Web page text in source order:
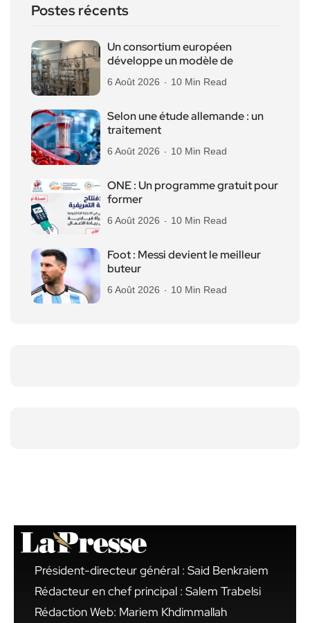
Postes récents
Un consortium européen
développe un modèle de
6 Août 2026 10 Min Read
Selon une étude allemande : un
traitement
6 Août 2026 10 Min Read
ONE : Un programme gratuit pour
former
6 Août 2026 10 Min Read
Foot : Messi devient le meilleur
buteur
6 Août 2026 10 Min Read
Président-directeur général : Said Benkraiem
Rédacteur en chef principal : Salem Trabelsi
Rédaction Web: Mariem Khdimmallah